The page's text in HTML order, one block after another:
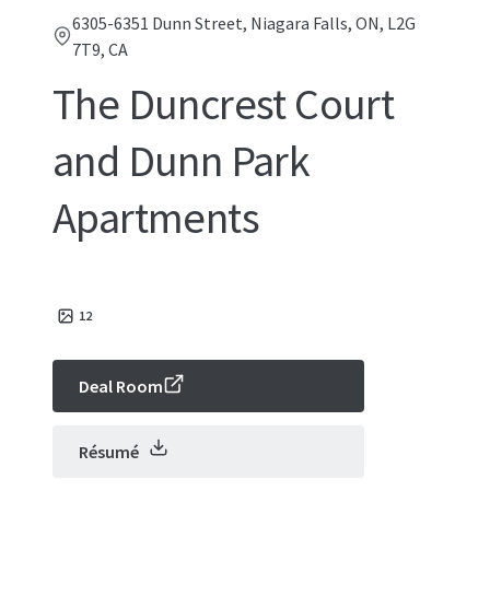
6305-6351 Dunn Street, Niagara Falls, ON, L2G
7T9, CA
The Duncrest Court
and Dunn Park
Apartments
12
Deal Room
Résumé